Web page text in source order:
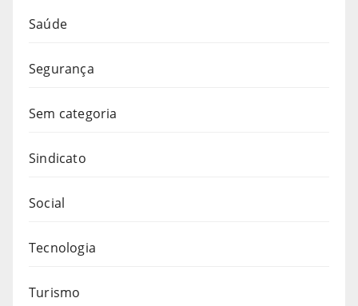
Saúde
Segurança
Sem categoria
Sindicato
Social
Tecnologia
Turismo